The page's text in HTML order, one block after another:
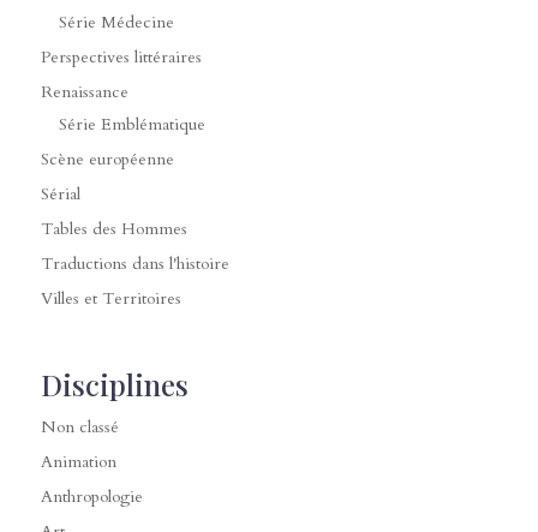
Série Médecine
Perspectives littéraires
Renaissance
Série Emblématique
Scène européenne
Sérial
Tables des Hommes
Traductions dans l'histoire
Villes et Territoires
Disciplines
Non classé
Animation
Anthropologie